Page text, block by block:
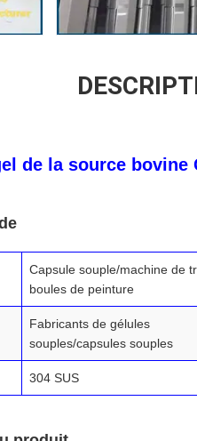
de la source
Capsule souple/machine de
boules de peinture
Fabricants de gélules
souples/capsules souples
304 SUS